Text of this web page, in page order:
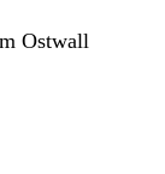
Ostwall